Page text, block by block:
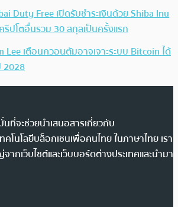
Duty Free เปิดรับชำระเงินด้วย Shiba Inu
ริปโตอื่นรวม 30 สกุลเป็นครั้งแรก
Lee เตือนควอนตัมอาจเจาะระบบ Bitcoin ได้
2028
ที่จะช่วยนำเสนอสารเกี่ยวกับ
คโนโลยีบล็อกเชนเพื่อคนไทย ในภาษาไทย เรา
กเว็บไซต์และเว็บบอร์ดต่างประเทศและนำมา